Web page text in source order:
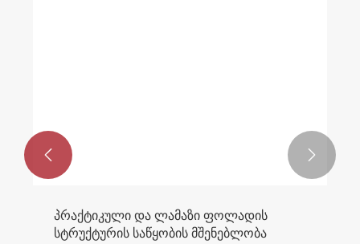
პრაქტიკული და ლამაზი ფოლადის
სტრუქტურის საწყობის მშენებლობა
 